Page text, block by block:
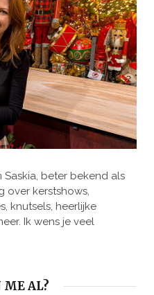
beter bekend als
over kerstshows,
knutsels, heerlijke
Ik wens je veel
ME AL?